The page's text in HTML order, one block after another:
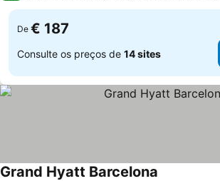
De € 187
Consulte os preços de 14 sites
Grand Hyatt Barcelona